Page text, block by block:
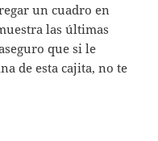
un cuadro en
las últimas
que si le
de esta cajita, no te
real y el SEO